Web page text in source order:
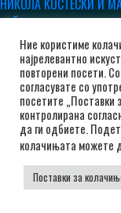
добар тим и мора да
РК Алкалоид ги полни
задоволен
Стартуваа
РК Алкалоид е трет
КРАЈ НА СЕЗОНАТА ЗА
Recent
Ние користиме
најрелевантно
повторени посети.
согласувате со
посетите „Поставки
контролирана
да ги одбиете.
колачињата можете
Поставки за